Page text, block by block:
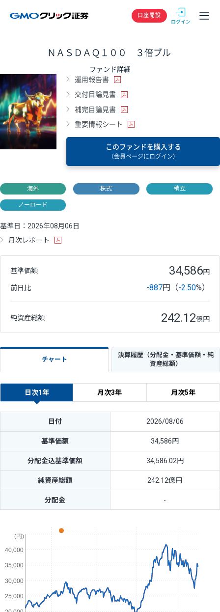
GMOクリック
口座開設
ＮＡＳＤＡＱ１００ ３倍ブル
ファンド詳細
運用報告書
交付目論見書
補完目論見書
重要情報シート
このファンドを購入する
（会員ページにログイン）